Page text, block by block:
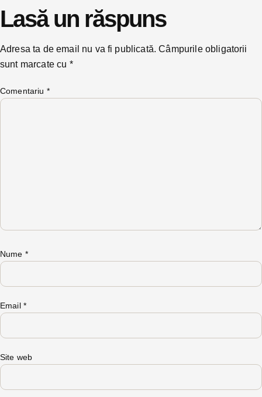
Lasă un răspuns
Adresa ta de email nu va fi publicată. Câmpurile obligatorii
sunt marcate cu *
Comentariu *
Nume *
Email *
Site web